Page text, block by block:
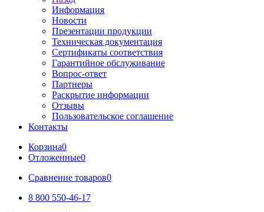
Информация
Новости
Презентации продукции
Техническая документация
Сертификаты соответствия
Гарантийное обслуживание
Вопрос-ответ
Партнеры
Раскрытие информации
Отзывы
Пользовательское соглашение
Контакты
Корзина0
Отложенные0
Сравнение товаров0
8 800 550-46-17